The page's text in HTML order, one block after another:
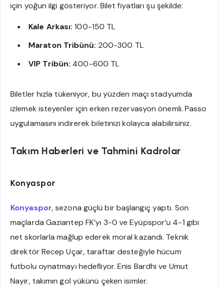
için yoğun ilgi gösteriyor. Bilet fiyatları şu şekilde:
Kale Arkası: 100-150 TL
Maraton Tribünü: 200-300 TL
VIP Tribün: 400-600 TL
Biletler hızla tükeniyor, bu yüzden maçı stadyumda
izlemek isteyenler için erken rezervasyon önemli. Passo
uygulamasını indirerek biletinizi kolayca alabilirsiniz.
Takım Haberleri ve Tahmini Kadrolar
Konyaspor
Konyaspor, sezona güçlü bir başlangıç yaptı. Son
maçlarda Gaziantep FK’yı 3-0 ve Eyüpspor’u 4-1 gibi
net skorlarla mağlup ederek moral kazandı. Teknik
direktör Recep Uçar, taraftar desteğiyle hücum
futbolu oynatmayı hedefliyor. Enis Bardhi ve Umut
Nayir, takımın gol yükünü çeken isimler.